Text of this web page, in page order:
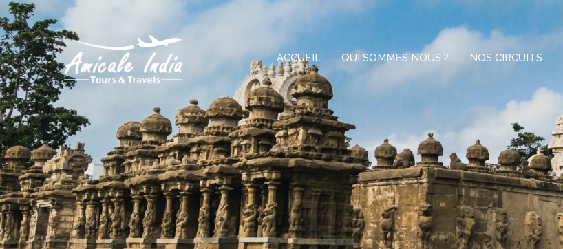
ACCUEIL QUI SOMMES NOUS ? NOS CIRCUITS